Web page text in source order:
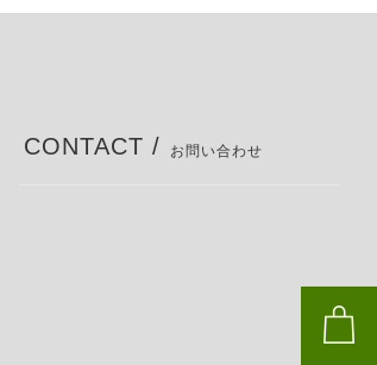
CONTACT / お問い合わせ